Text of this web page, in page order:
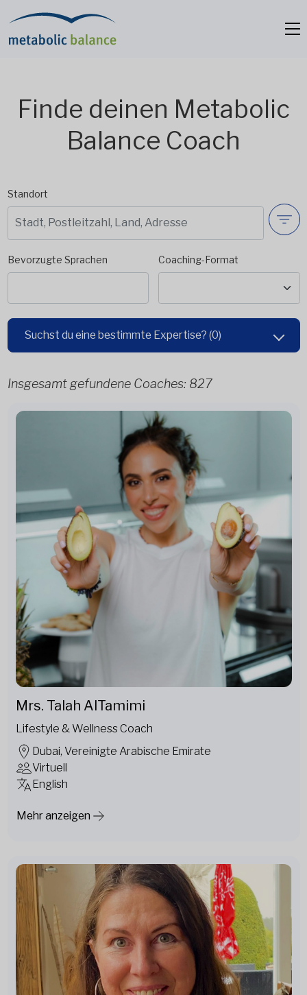
Finde deinen Metabolic
Balance Coach
Standort
Bevorzugte Sprachen Coaching-Format
Suchst du eine bestimmte Expertise? (0)
Insgesamt gefundene Coaches: 827
Mrs. Talah AlTamimi
Lifestyle & Wellness Coach
Dubai, Vereinigte Arabische Emirate
Virtuell
English
Mehr anzeigen